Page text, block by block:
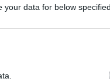
data for below
egyedülálló